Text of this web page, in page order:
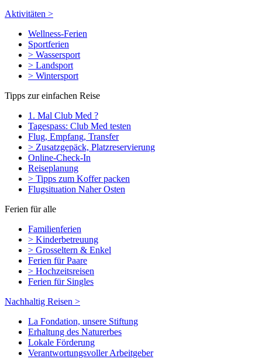
Aktivitäten >
Wellness-Ferien
Sportferien
> Wassersport
> Landsport
> Wintersport
Tipps zur einfachen Reise
1. Mal Club Med ?
Tagespass: Club Med testen
Flug, Empfang, Transfer
> Zusatzgepäck, Platzreservierung
Online-Check-In
Reiseplanung
> Tipps zum Koffer packen
Flugsituation Naher Osten
Ferien für alle
Familienferien
> Kinderbetreuung
> Grosseltern & Enkel
Ferien für Paare
> Hochzeitsreisen
Ferien für Singles
Nachhaltig Reisen >
La Fondation, unsere Stiftung
Erhaltung des Naturerbes
Lokale Förderung
Verantwortungsvoller Arbeitgeber